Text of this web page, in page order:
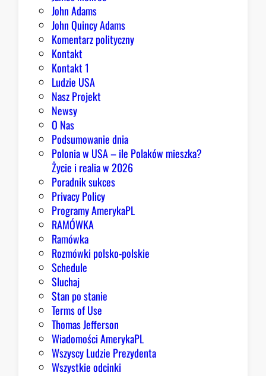
John Adams
John Quincy Adams
Komentarz polityczny
Kontakt
Kontakt 1
Ludzie USA
Nasz Projekt
Newsy
O Nas
Podsumowanie dnia
Polonia w USA – ile Polaków mieszka?
Życie i realia w 2026
Poradnik sukces
Privacy Policy
Programy AmerykaPL
RAMÓWKA
Ramówka
Rozmówki polsko-polskie
Schedule
Sluchaj
Stan po stanie
Terms of Use
Thomas Jefferson
Wiadomości AmerykaPL
Wszyscy Ludzie Prezydenta
Wszystkie odcinki